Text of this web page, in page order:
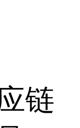
链